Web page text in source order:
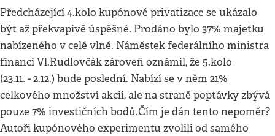
Předcházející 4.kolo kupónové privatizace se ukázalo
být až překvapivě úspěšné. Prodáno bylo 37% majetku
nabízeného v celé vlně. Náměstek federálního ministra
financí Vl.Rudlovčák zároveň oznámil, že 5.kolo
(23.11. - 2.12.) bude poslední. Nabízí se v něm 21%
celkového množství akcií, ale na straně poptávky zbývá
pouze 7% investičních bodů.Čím je dán tento nepoměr?
Autoři kupónového experimentu zvolili od samého